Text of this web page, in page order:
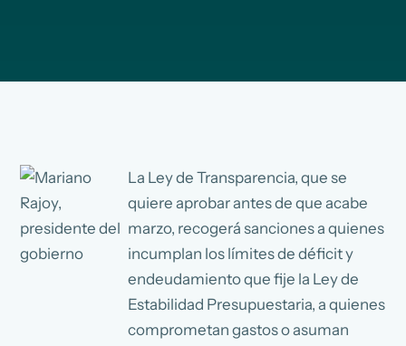
La Ley de Transparencia, que se
quiere aprobar antes de que acabe
marzo, recogerá sanciones a quienes
incumplan los límites de déficit y
endeudamiento que fije la Ley de
Estabilidad Presupuestaria, a quienes
comprometan gastos o asuman